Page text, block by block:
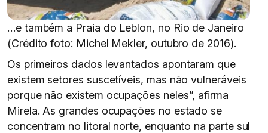
…e também a Praia do Leblon, no Rio de Janeiro
(Crédito foto: Michel Mekler, outubro de 2016).
Os primeiros dados levantados apontaram que
existem setores suscetíveis, mas não vulneráveis
porque não existem ocupações neles”, afirma
Mirela. As grandes ocupações no estado se
concentram no litoral norte, enquanto na parte sul